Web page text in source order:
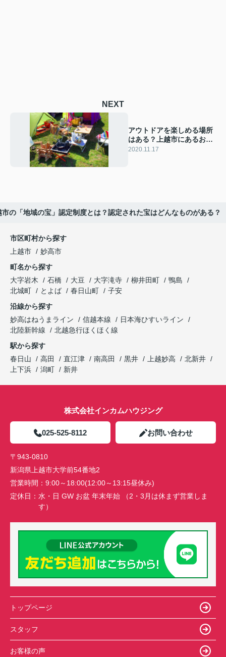
NEXT
アウトドアを楽しめる場所
はある？上越市にあるお出
かけスポットについて
2020.11.17
市の「地域の宝」認定制度とは？認定された宝はどんなものがある？
市区町村から探す
上越市
妙高市
町名から探す
大字岩木
石橋 大豆 大字滝寺 柳井田町
鴨島
北城町
とよば 春日山町
子安
沿線から探す
妙高はねうまライン
信越本線
日本海ひすいライン
北陸新幹線
北越急行ほくほく線
駅から探す
春日山
高田 直江津 南高田 黒井 上越妙高
北新井
上下浜
潟町 新井
株式会社インカムハウジング
025-525-8112 お問い合わせ
〒943-0810
新潟県上越市大学前54番地2
営業時間： 9:00～18:00(12:00～13:15昼休み)
定休日： 水・日 GW お盆 年末年始 （2・3月は休まず営業しま
す）
トップページ
スタッフ
お客様の声